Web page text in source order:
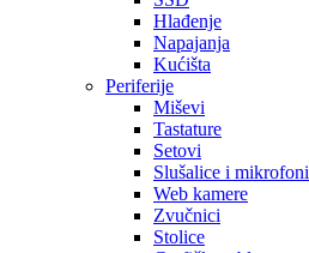
Hlađenje
Napajanja
Kućišta
Periferije
Miševi
Tastature
Setovi
Slušalice i mikrofoni
Web kamere
Zvučnici
Stolice